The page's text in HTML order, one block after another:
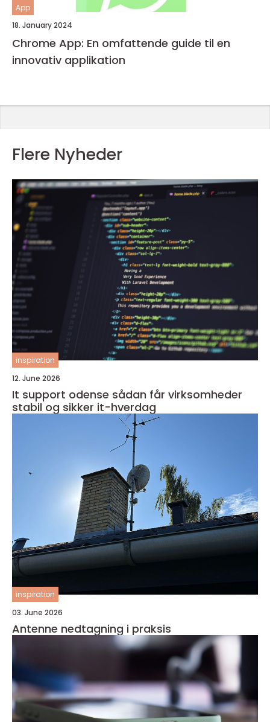
App
18. January 2024
Chrome App: En omfattende guide til en
innovativ applikation
Flere Nyheder
inspiration
12. June 2026
It support odense sådan får virksomheder
stabil og sikker it-hverdag
inspiration
03. June 2026
Antenne nedtagning i praksis